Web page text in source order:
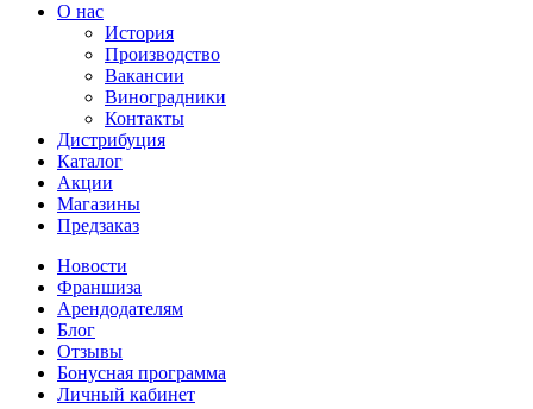
О нас
История
Производство
Вакансии
Виноградники
Контакты
Дистрибуция
Каталог
Акции
Магазины
Предзаказ
Новости
Франшиза
Арендодателям
Блог
Отзывы
Бонусная программа
Личный кабинет